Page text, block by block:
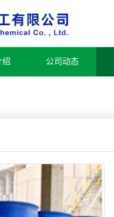
绍 公司动态